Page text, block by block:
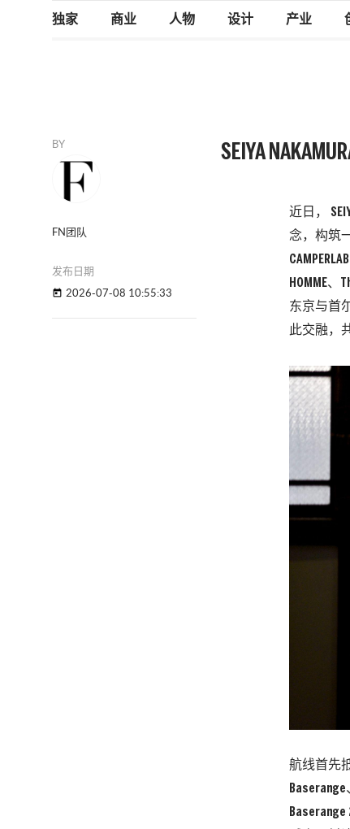
独家 商业 人物 设计 产业
BY
FN团队
发布日期
today 2026-07-08 10:55:33
SEIYA
近日，
念，构筑
HOMME
东京与首
此交融，
航线首先